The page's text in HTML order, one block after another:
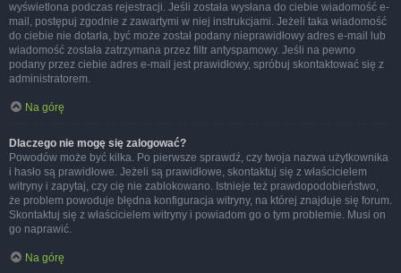
wyświetlona podczas rejestracji. Jeśli została wysłana do ciebie wiadomość e-
mail, postępuj zgodnie z zawartymi w niej instrukcjami. Jeżeli taka wiadomość
do ciebie nie dotarła, być może został podany nieprawidłowy adres e-mail lub
wiadomość została zatrzymana przez filtr antyspamowy. Jeśli na pewno
podany przez ciebie adres e-mail jest prawidłowy, spróbuj skontaktować się z
administratorem.
Na górę
Dlaczego nie mogę się zalogować?
Powodów może być kilka. Po pierwsze sprawdź, czy twoja nazwa użytkownika
i hasło są prawidłowe. Jeżeli są prawidłowe, skontaktuj się z właścicielem
witryny i zapytaj, czy cię nie zablokowano. Istnieje też prawdopodobieństwo,
że problem powoduje błędna konfiguracja witryny, na której znajduje się forum.
Skontaktuj się z właścicielem witryny i powiadom go o tym problemie. Musi on
go naprawić.
Na górę